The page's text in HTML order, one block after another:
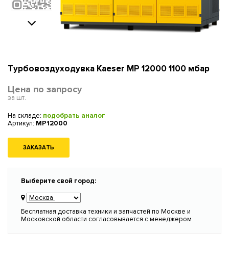
Турбовоздуходувка Kaeser MP 12000 1100 мбар
Цена по запросу
за шт.
На складе: подобрать аналог
Артикул: MP12000
ЗАКАЗАТЬ
Выберите свой город:
Бесплатная доставка техники и запчастей по Москве и
Московской области согласовывается с менеджером